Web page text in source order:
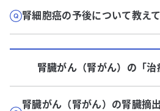
腎細胞癌の予後について教えて
腎臓がん（腎がん） の「治
腎臓がん（腎がん）の腎臓摘